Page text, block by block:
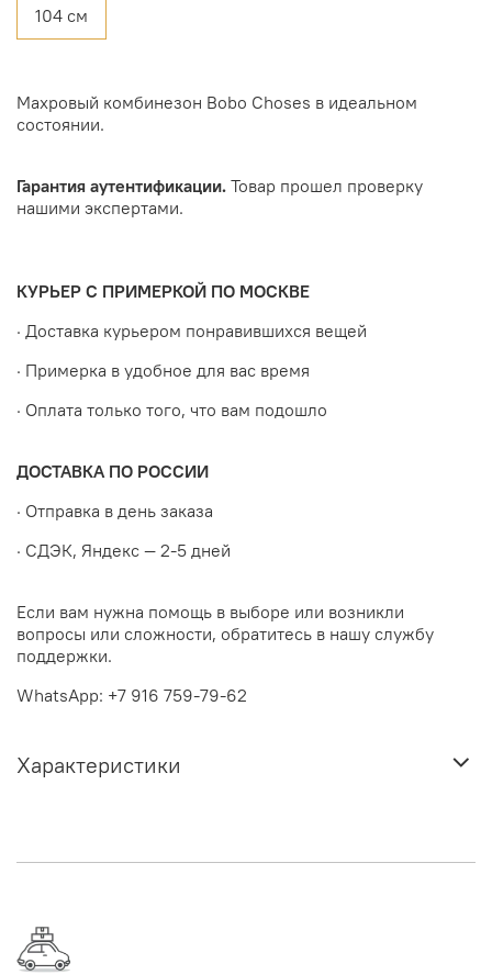
104 см
Махровый комбинезон Bobo Choses в идеальном
состоянии.
Гарантия аутентификации. Товар прошел проверку
нашими экспертами.
КУРЬЕР С ПРИМЕРКОЙ ПО МОСКВЕ
· Доставка курьером понравившихся вещей
· Примерка в удобное для вас время
· Оплата только того, что вам подошло
ДОСТАВКА ПО РОССИИ
· Отправка в день заказа
· СДЭК, Яндекс — 2-5 дней
Если вам нужна помощь в выборе или возникли
вопросы или сложности, обратитесь в нашу службу
поддержки.
WhatsApp: +7 916 759-79-62
Характеристики